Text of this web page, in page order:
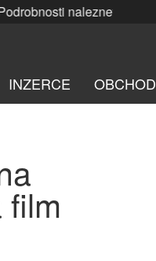
nalezneteZDE
INZERCE OBCHOD